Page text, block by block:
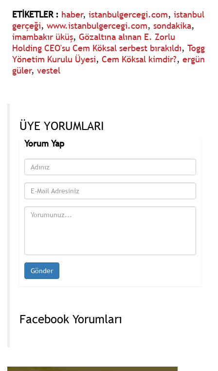
ETİKETLER : haber, istanbulgercegi.com, istanbul
gerçeği, www.istanbulgercegi.com, sondakika,
imambakır üküş, Gözaltına alınan E. Zorlu
Holding CEO'su Cem Köksal serbest bırakıldı, Togg
Yönetim Kurulu Üyesi, Cem Köksal kimdir?, ergün
güler, vestel
ÜYE YORUMLARI
Yorum Yap
Facebook Yorumları